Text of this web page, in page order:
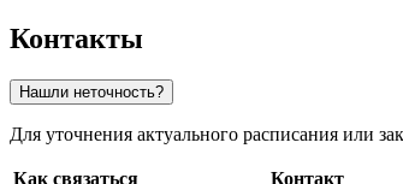
Контакты
Нашли неточность?
Для уточнения актуального расписания или
Как связаться
Контакт